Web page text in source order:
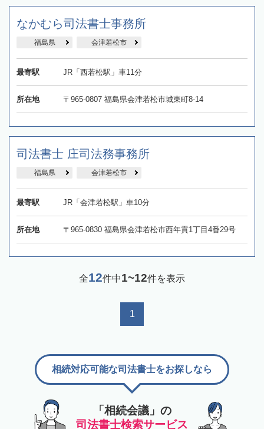
なかむら司法書士事務所
福島県 会津若松市
最寄駅 JR「西若松駅」車11分
所在地 〒965-0807 福島県会津若松市城東町8-14
司法書士 庄司法務事務所
福島県 会津若松市
最寄駅 JR「会津若松駅」車10分
所在地 〒965-0830 福島県会津若松市西年貢1丁目4番29号
全12件中1~12件を表示
1
「相続会議」の
司法書士検索サービス
相続対応可能な司法書士をお探しなら